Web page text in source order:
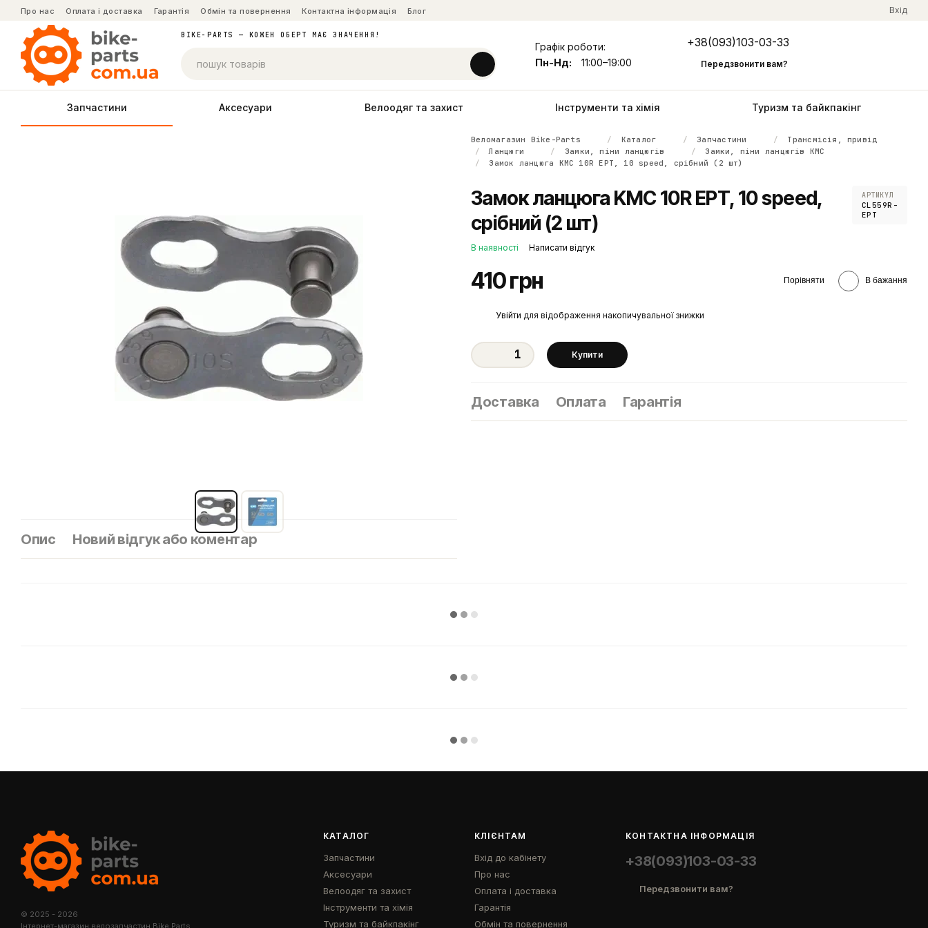
Перейти до основного контенту
Про нас Оплата і доставка Гарантія Обмін та повернення Контактна інформація Блог Вхід
BIKE-PARTS — КОЖЕН ОБЕРТ МАЄ ЗНАЧЕННЯ!
Графік роботи:
Пн-Нд:
11:00–19:00
+38(093)103-03-33
Передзвонити вам?
Запчастини Аксесуари Велоодяг та захист Інструменти та хімія Туризм та байкпакінг
Опис Новий відгук або коментар
Веломагазин Bike-Parts Каталог Запчастини
Трансмісія, привід
Ланцюги
Замки, піни ланцюгів
Замки, піни ланцюгів KMC
Замок ланцюга KMC 10R EPT, 10 speed, срібний (2 шт)
Замок ланцюга KMC 10R EPT, 10 speed,
срібний (2 шт)
АРТИКУЛ
CL559R-
EPT
В наявності Написати відгук
410 грн Порівняти В бажання
Увійти для відображення накопичувальної знижки
Купити
Доставка Оплата Гарантія
© 2025 - 2026
Інтернет-магазин велозапчастин Bike Parts
КАТАЛОГ
Запчастини
Аксесуари
Велоодяг та захист
Інструменти та хімія
Туризм та байкпакінг
КЛІЄНТАМ
Вхід до кабінету
Про нас
Оплата і доставка
Гарантія
Обмін та повернення
КОНТАКТНА ІНФОРМАЦІЯ
+38(093)103-03-33
Передзвонити вам?